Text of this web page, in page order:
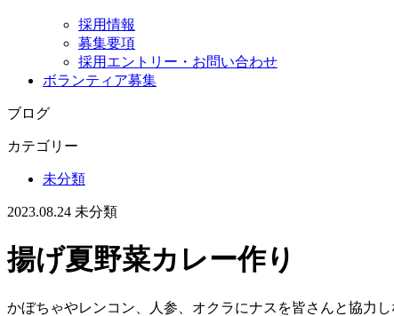
採用情報
募集要項
採用エントリー・お問い合わせ
ボランティア募集
ブログ
カテゴリー
未分類
2023.08.24 未分類
揚げ夏野菜カレー作り
かぼちゃやレンコン、人参、オクラにナスを皆さんと協力し